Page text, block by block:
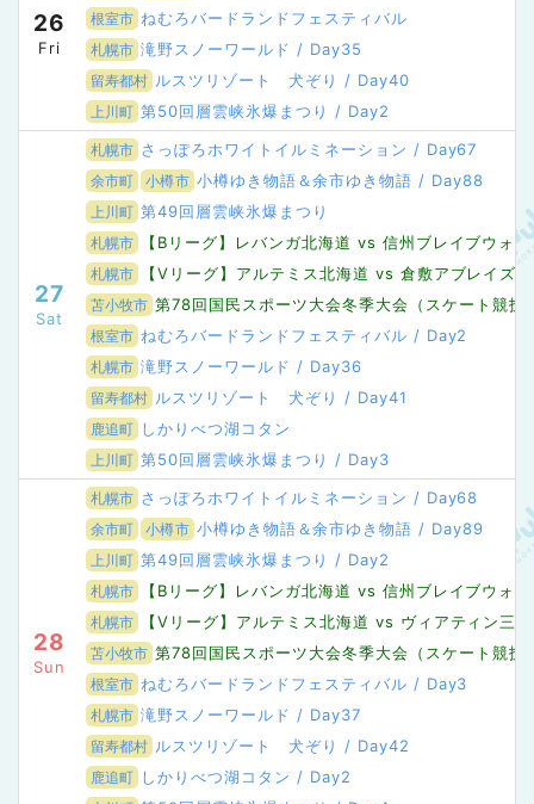
26
Fri
根室市 ねむろバードランドフェスティバル
札幌市 滝野スノーワールド / Day35
留寿都村 ルスツリゾート 犬ぞり / Day40
上川町 第50回層雲峡氷爆まつり / Day2
27
Sat
札幌市 さっぽろホワイトイルミネーション / Day67
余市町 小樽市 小樽ゆき物語＆余市ゆき物語 / Day88
上川町 第49回層雲峡氷爆まつり
札幌市 【Bリーグ】レバンガ北海道 vs 信州ブレイブウォ
札幌市 【Vリーグ】アルテミス北海道 vs 倉敷アブレイズ
苫小牧市 第78回国民スポーツ大会冬季大会（スケート競技
根室市 ねむろバードランドフェスティバル / Day2
札幌市 滝野スノーワールド / Day36
留寿都村 ルスツリゾート 犬ぞり / Day41
鹿追町 しかりべつ湖コタン
上川町 第50回層雲峡氷爆まつり / Day3
28
Sun
札幌市 さっぽろホワイトイルミネーション / Day68
余市町 小樽市 小樽ゆき物語＆余市ゆき物語 / Day89
上川町 第49回層雲峡氷爆まつり / Day2
札幌市 【Bリーグ】レバンガ北海道 vs 信州ブレイブウォ
札幌市 【Vリーグ】アルテミス北海道 vs ヴィアティン三重
苫小牧市 第78回国民スポーツ大会冬季大会（スケート競
根室市 ねむろバードランドフェスティバル / Day3
札幌市 滝野スノーワールド / Day37
留寿都村 ルスツリゾート 犬ぞり / Day42
鹿追町 しかりべつ湖コタン / Day2